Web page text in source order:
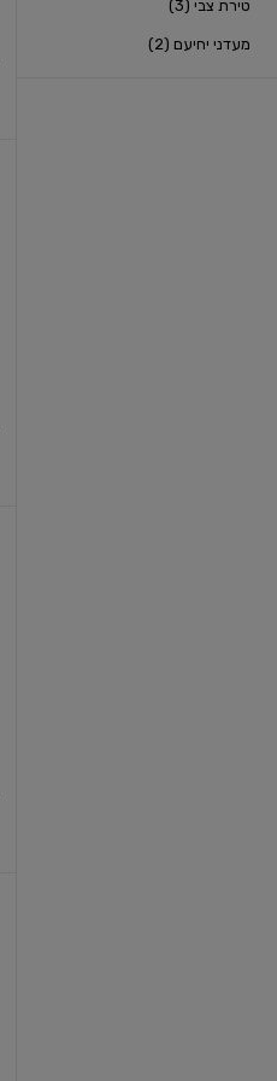
טירת צבי (3)
מעדני יחיעם (2)